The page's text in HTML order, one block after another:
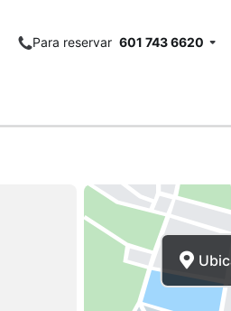
Para reservar 601 743 6620